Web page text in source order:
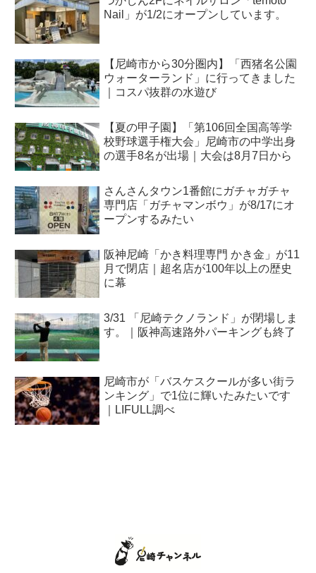
Nail」が1/2にオープンしています。
【尼崎市から30分圏内】「西猪名公園
ウォーターランド」に行ってきました
｜コスパ抜群の水遊び
【夏の甲子園】「第106回全国高等学
校野球選手権大会」尼崎市の中学出身
の選手8名が出場｜大会は8月7日から
さんさんタウン1番館にガチャガチャ
専門店「ガチャマンボウ」が8/17にオ
ープンするみたい
阪神尼崎「かき料理専門 かき金」が11
月で閉店｜超名店が100年以上の歴史
に幕
3/31 「尼崎テクノランド」が閉場しま
す。｜阪神高速路外パーキングも終了
尼崎市が「バスケスクールが多い街ラ
ンキング」で1位に輝いたみたいです
｜LIFULL調べ